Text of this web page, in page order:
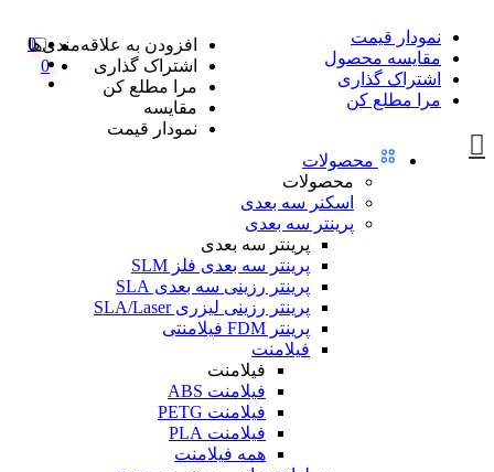
نمودار قیمت
مقایسه محصول
اشتراک گذاری
مرا مطلع کن
0
0
محصولات
محصولات
اسکنر سه بعدی
پرینتر سه بعدی
پرینتر سه بعدی
پرینتر سه بعدی فلز SLM
پرینتر رزینی سه بعدی SLA
پرینتر رزینی لیزری SLA/Laser
پرینتر FDM فیلامنتی
فیلامنت
فیلامنت
فیلامنت ABS
فیلامنت PETG
فیلامنت PLA
همه فیلامنت
افزودن به علاقه‌مندی‌ها
اشتراک گذاری
مرا مطلع کن
مقایسه
نمودار قیمت